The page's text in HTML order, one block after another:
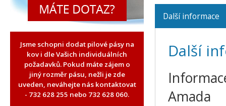
Jsme schopni dodat pilové pásy na
kov i dle Vašich individuálních
požadavků. Pokud máte zájem o
jiný rozměr pásu, nežli je zde
uveden, neváhejte nás kontaktovat
- 732 628 255 nebo 732 628 060.
Další informace
Další
Amada